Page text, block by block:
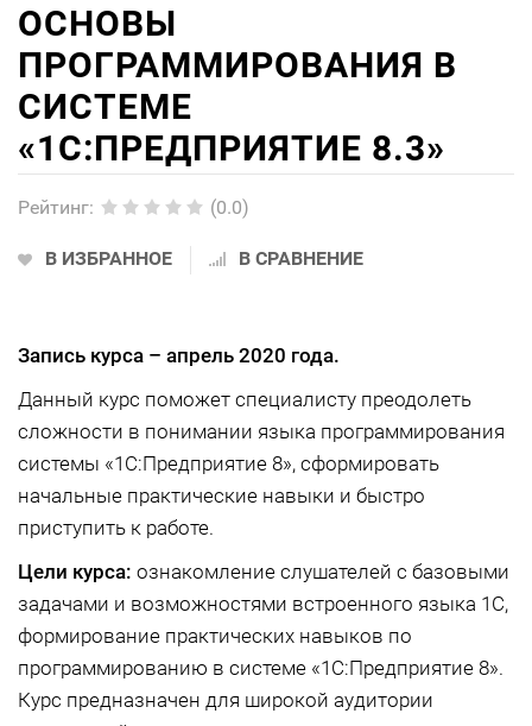
ОСНОВЫ
ПРОГРАММИРОВАНИЯ В
СИСТЕМЕ
«1C:ПРЕДПРИЯТИЕ 8.3»
Рейтинг: (0.0)
В ИЗБРАННОЕ В СРАВНЕНИЕ
Запись курса – апрель 2020 года.
Данный курс поможет специалисту преодолеть
сложности в понимании языка программирования
системы «1С:Предприятие 8», сформировать
начальные практические навыки и быстро
приступить к работе.
Цели курса: ознакомление слушателей с базовыми
задачами и возможностями встроенного языка 1С,
формирование практических навыков по
программированию в системе «1С:Предприятие 8».
Курс предназначен для широкой аудитории